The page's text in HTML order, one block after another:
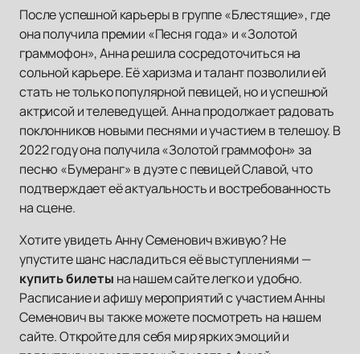
После успешной карьеры в группе «Блестящие», где
она получила премии «Песня года» и «Золотой
граммофон», Анна решила сосредоточиться на
сольной карьере. Её харизма и талант позволили ей
стать не только популярной певицей, но и успешной
актрисой и телеведущей. Анна продолжает радовать
поклонников новыми песнями и участием в телешоу. В
2022 году она получила «Золотой граммофон» за
песню «Бумеранг» в дуэте с певицей Славой, что
подтверждает её актуальность и востребованность
на сцене.
Хотите увидеть Анну Семенович вживую? Не
упустите шанс насладиться её выступлениями —
купить билеты на нашем сайте легко и удобно.
Расписание и афишу мероприятий с участием Анны
Семенович вы также можете посмотреть на нашем
сайте. Откройте для себя мир ярких эмоций и